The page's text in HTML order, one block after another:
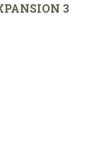
3